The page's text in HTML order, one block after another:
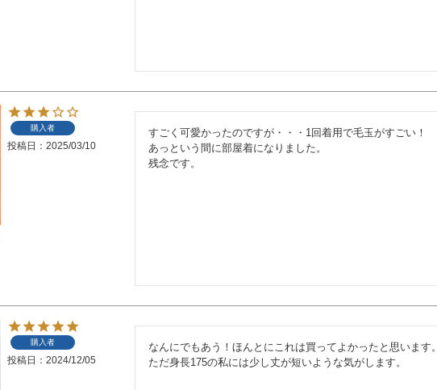
購入者
投稿日 2025/03/10
すごく可愛かったのですが・・・1回着用で毛玉がすごい！
あっという間に部屋着になりました。
残念です。
購入者
投稿日 2024/12/05
なんにでもあう！ほんとにこれは買ってよかったと思います。
ただ身長175の私には少し丈が短いような気がします。